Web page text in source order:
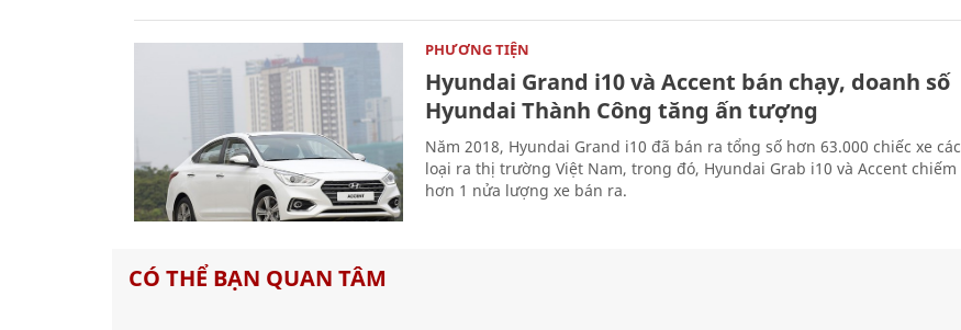
PHƯƠNG TIỆN
Hyundai Grand i10 và Accent bán chạy, doanh số
Hyundai Thành Công tăng ấn tượng
Năm 2018, Hyundai Grand i10 đã bán ra tổng số hơn 63.000 chiếc xe các
loại ra thị trường Việt Nam, trong đó, Hyundai Grab i10 và Accent chiếm
hơn 1 nửa lượng xe bán ra.
CÓ THỂ BẠN QUAN TÂM